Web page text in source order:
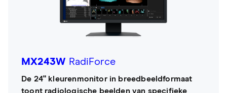
MX243W RadiForce
De 24" kleurenmonitor in breedbeeldformaat
toont radiologische beelden van specifieke